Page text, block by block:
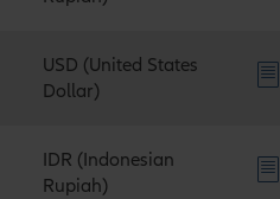
USD (United States
Dollar)
IDR (Indonesian
Rupiah)